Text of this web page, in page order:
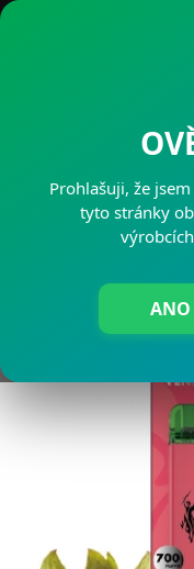
VENIX
18mg
Prohlašuji, že
tyto stránky
ANO